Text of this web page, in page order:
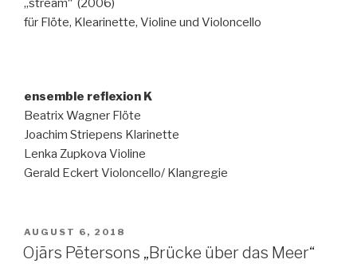
„stream“ (2006)
für Flöte, Klearinette, Violine und Violoncello
ensemble reflexion K
Beatrix Wagner Flöte
Joachim Striepens Klarinette
Lenka Zupkova Violine
Gerald Eckert Violoncello/ Klangregie
VERÖFFENTLICHT
AM
AUGUST 6, 2018
Ojārs Pētersons „Brücke über das Meer“